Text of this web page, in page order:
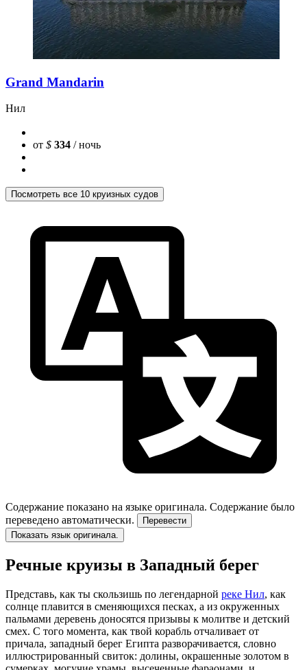
Grand Mandarin
Нил
от $ 334 / ночь
Посмотреть все 10 круизных судов
Содержание показано на языке оригинала. Содержание было
переведено автоматически.
Перевести
Показать язык оригинала.
Речные круизы в Западный берег
Представь, как ты скользишь по легендарной реке Нил, как
солнце плавится в сменяющихся песках, а из окруженных
пальмами деревень доносятся призывы к молитве и детский
смех. С того момента, как твой корабль отчаливает от
причала, западный берег Египта разворачивается, словно
иллюстрированный свиток: долины, окрашенные золотом в